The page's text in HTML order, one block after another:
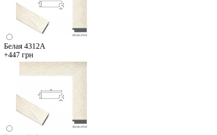
Белая 4312А
+447 грн